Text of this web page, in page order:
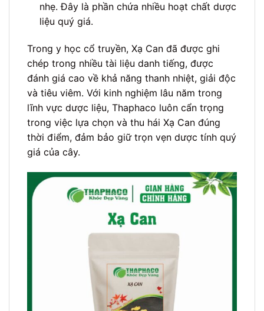
nhẹ. Đây là phần chứa nhiều hoạt chất dược
liệu quý giá.
Trong y học cổ truyền, Xạ Can đã được ghi
chép trong nhiều tài liệu danh tiếng, được
đánh giá cao về khả năng thanh nhiệt, giải độc
và tiêu viêm. Với kinh nghiệm lâu năm trong
lĩnh vực dược liệu, Thaphaco luôn cẩn trọng
trong việc lựa chọn và thu hái Xạ Can đúng
thời điểm, đảm bảo giữ trọn vẹn dược tính quý
giá của cây.